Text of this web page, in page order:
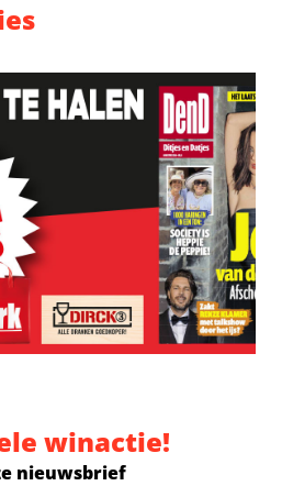
winactie!
nieuwsbrief